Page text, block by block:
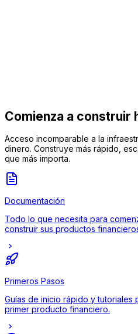
Comienza a construir
Acceso incomparable a la
dinero. Construye más rápido,
que más importa.
Documentación
Todo lo que necesita para
construir sus productos
Primeros Pasos
Guías de inicio rápido y tutoriales
primer producto financiero.